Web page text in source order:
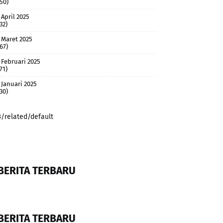
April 2025
Maret 2025
Februari 2025
Januari 2025
related/default
TERBARU
TERBARU